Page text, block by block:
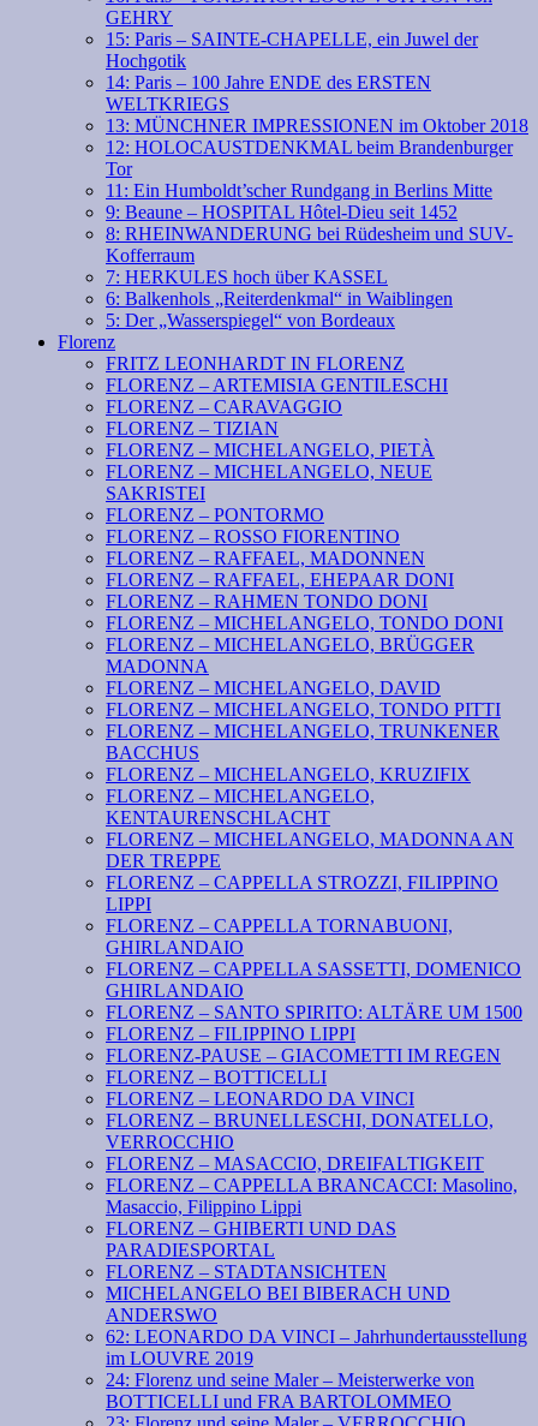
GEHRY
15: Paris – SAINTE-CHAPELLE, ein Juwel der
Hochgotik
14: Paris – 100 Jahre ENDE des ERSTEN
WELTKRIEGS
13: MÜNCHNER IMPRESSIONEN im Oktober 2018
12: HOLOCAUSTDENKMAL beim Brandenburger
Tor
11: Ein Humboldt’scher Rundgang in Berlins Mitte
9: Beaune – HOSPITAL Hôtel-Dieu seit 1452
8: RHEINWANDERUNG bei Rüdesheim und SUV-
Kofferraum
7: HERKULES hoch über KASSEL
6: Balkenhols „Reiterdenkmal“ in Waiblingen
5: Der „Wasserspiegel“ von Bordeaux
Florenz
FRITZ LEONHARDT IN FLORENZ
FLORENZ – ARTEMISIA GENTILESCHI
FLORENZ – CARAVAGGIO
FLORENZ – TIZIAN
FLORENZ – MICHELANGELO, PIETÀ
FLORENZ – MICHELANGELO, NEUE
SAKRISTEI
FLORENZ – PONTORMO
FLORENZ – ROSSO FIORENTINO
FLORENZ – RAFFAEL, MADONNEN
FLORENZ – RAFFAEL, EHEPAAR DONI
FLORENZ – RAHMEN TONDO DONI
FLORENZ – MICHELANGELO, TONDO DONI
FLORENZ – MICHELANGELO, BRÜGGER
MADONNA
FLORENZ – MICHELANGELO, DAVID
FLORENZ – MICHELANGELO, TONDO PITTI
FLORENZ – MICHELANGELO, TRUNKENER
BACCHUS
FLORENZ – MICHELANGELO, KRUZIFIX
FLORENZ – MICHELANGELO,
KENTAURENSCHLACHT
FLORENZ – MICHELANGELO, MADONNA AN
DER TREPPE
FLORENZ – CAPPELLA STROZZI, FILIPPINO
LIPPI
FLORENZ – CAPPELLA TORNABUONI,
GHIRLANDAIO
FLORENZ – CAPPELLA SASSETTI, DOMENICO
GHIRLANDAIO
FLORENZ – SANTO SPIRITO: ALTÄRE UM 1500
FLORENZ – FILIPPINO LIPPI
FLORENZ-PAUSE – GIACOMETTI IM REGEN
FLORENZ – BOTTICELLI
FLORENZ – LEONARDO DA VINCI
FLORENZ – BRUNELLESCHI, DONATELLO,
VERROCCHIO
FLORENZ – MASACCIO, DREIFALTIGKEIT
FLORENZ – CAPPELLA BRANCACCI: Masolino,
Masaccio, Filippino Lippi
FLORENZ – GHIBERTI UND DAS
PARADIESPORTAL
FLORENZ – STADTANSICHTEN
MICHELANGELO BEI BIBERACH UND
ANDERSWO
62: LEONARDO DA VINCI – Jahrhundertausstellung
im LOUVRE 2019
24: Florenz und seine Maler – Meisterwerke von
BOTTICELLI und FRA BARTOLOMMEO